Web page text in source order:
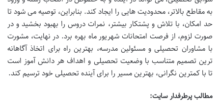
به مقاطع بالاتر، محدودیت هایی را ایجاد کند. بنابراین، توصیه می شود تا
حد امکان، با تلاش و پشتکار بیشتر، نمرات دروس را بهبود بخشید و در
صورت لزوم، از فرصت امتحانات شهریور ماه بهره برد. در نهایت، مشورت
با مشاوران تحصیلی و مسئولین مدرسه، بهترین راه برای اتخاذ آگاهانه
ترین تصمیم متناسب با وضعیت تحصیلی و اهداف هر دانش آموز است
تا با کمترین نگرانی، بهترین مسیر را برای آینده تحصیلی خود ترسیم کند.
مطالب پرطرفدار سایت: